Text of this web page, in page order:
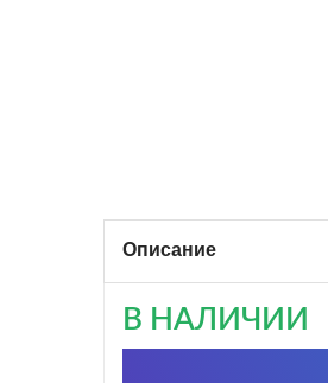
Описание
В НАЛИЧИИ